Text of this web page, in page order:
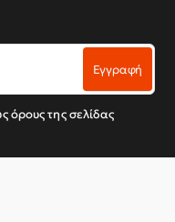
Εγγραφή
όρους της σελίδας